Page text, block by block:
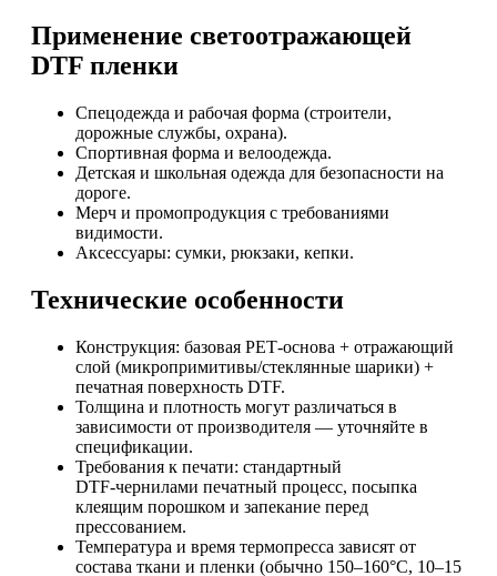
Применение светоотражающей
DTF пленки
Спецодежда и рабочая форма (строители,
дорожные службы, охрана).
Спортивная форма и велоодежда.
Детская и школьная одежда для безопасности на
дороге.
Мерч и промопродукция с требованиями
видимости.
Аксессуары: сумки, рюкзаки, кепки.
Технические особенности
Конструкция: базовая PET‑основа + отражающий
слой (микропримитивы/стеклянные шарики) +
печатная поверхность DTF.
Толщина и плотность могут различаться в
зависимости от производителя — уточняйте в
спецификации.
Требования к печати: стандартный
DTF‑чернилами печатный процесс, посыпка
клеящим порошком и запекание перед
прессованием.
Температура и время термопресса зависят от
состава ткани и пленки (обычно 150–160°C, 10–15